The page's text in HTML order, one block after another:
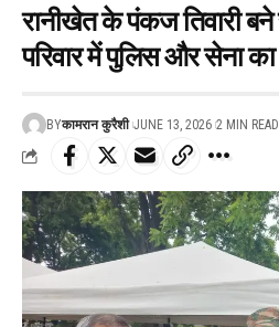
रानीखेत के पंकज तिवारी
परिवार में पुलिस और सेना का
BYकामरान कुरैशी JUNE 13, 2026 2 MIN READ